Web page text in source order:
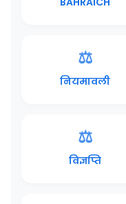
⚖️
नियमावली
⚖️
विज्ञप्ति